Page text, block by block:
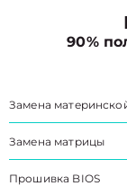
90%
Замена
Замена матрицы
Прошивка BIOS